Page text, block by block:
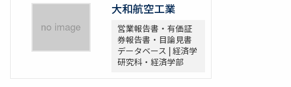
大和航空工業
営業報告書・有価証
券報告書・目論見書
データベース | 経済学
研究科・経済学部